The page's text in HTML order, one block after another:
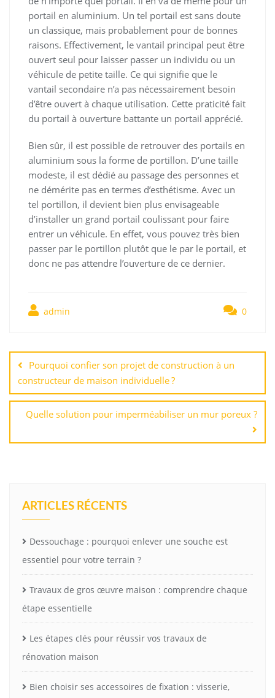
portail en aluminium. Un tel portail est sans doute
un classique, mais probablement pour de bonnes
raisons. Effectivement, le vantail principal peut être
ouvert seul pour laisser passer un individu ou un
véhicule de petite taille. Ce qui signifie que le
vantail secondaire n’a pas nécessairement besoin
d’être ouvert à chaque utilisation. Cette praticité fait
du portail à ouverture battante un portail apprécié.
Bien sûr, il est possible de retrouver des portails en
aluminium sous la forme de portillon. D’une taille
modeste, il est dédié au passage des personnes et
ne démérite pas en termes d’esthétisme. Avec un
tel portillon, il devient bien plus envisageable
d’installer un grand portail coulissant pour faire
entrer un véhicule. En effet, vous pouvez très bien
passer par le portillon plutôt que le par le portail, et
donc ne pas attendre l’ouverture de ce dernier.
admin 0
de
l’article
Pourquoi confier son projet de construction à un
constructeur de maison individuelle ?
Quelle solution pour imperméabiliser un mur poreux ?
ARTICLES RÉCENTS
Dessouchage : pourquoi enlever une souche est
essentiel pour votre terrain ?
Travaux de gros œuvre maison : comprendre chaque
étape essentielle
Les étapes clés pour réussir vos travaux de
rénovation maison
Bien choisir ses accessoires de fixation : visserie,